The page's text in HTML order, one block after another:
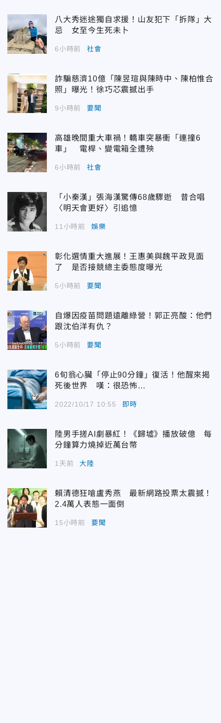
八大秀迷途獨自求援！山友犯下「拆隊」大
忌 女至今生死未卜
6小時前 社會
詐騙慈濟10億「陳昱瑄與陳時中、陳柏惟合
照」曝光！徐巧芯震撼出手
9小時前 要聞
高雄晚間重大車禍！轎車突暴衝「連撞6
車」 電桿、變電箱全遭殃
6小時前 社會
「小秦漢」張海漢驚傳68歲驟逝 昔合唱
〈明天會更好〉引追憶
11小時前 娛樂
彰化選情重大進展！王惠美與魏平政見面
了 是否接競總主委態度曝光
5小時前 要聞
自爆因疫苗問題遠離綠營！郭正亮酸：他們
跟沈伯洋有仇？
5小時前 要聞
6旬翁心臟「停止90分鐘」復活！他醒來揭
死後世界 嘆：很恐怖…
2022/10/17 10:55 即時
陸男手搓AI劇暴紅！《歸墟》播放破億 每
分鐘算力燒掉近萬台幣
1天前 大陸
賴清德狂嗆盧秀燕 最新網路投票太震撼！
2.4萬人表態一面倒
15小時前 要聞